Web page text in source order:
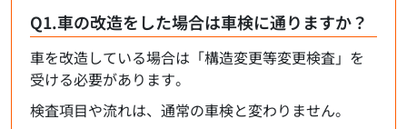
Q1.車の改造をした場合は車検に通りますか？
車を改造している場合は「構造変更等変更検査」を
受ける必要があります。
検査項目や流れは、通常の車検と変わりません。